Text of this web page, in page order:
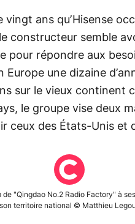
ans qu’Hisense
constructeur semble
pour répondre aux
une dizaine
sur le vieux continent
le groupe vise deux
ceux des États-Unis et
"Qingdao No.2 Radio Factory" à
territoire national © Matthieu